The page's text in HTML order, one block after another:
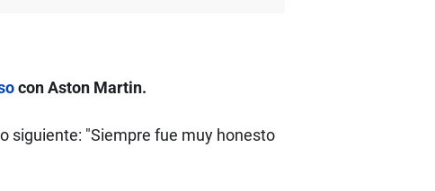
con Aston Martin.
siguiente: "Siempre fue muy honesto